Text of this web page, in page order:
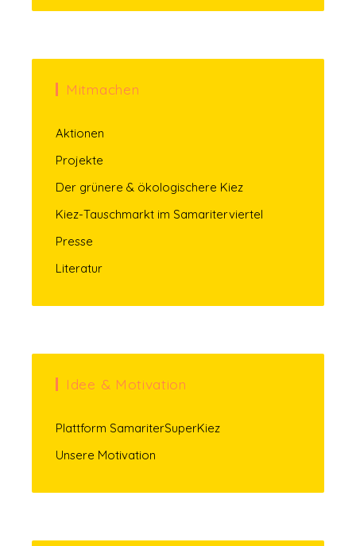
Mitmachen
Aktionen
Projekte
Der grünere & ökologischere Kiez
Kiez-Tauschmarkt im Samariterviertel
Presse
Literatur
Idee & Motivation
Plattform SamariterSuperKiez
Unsere Motivation